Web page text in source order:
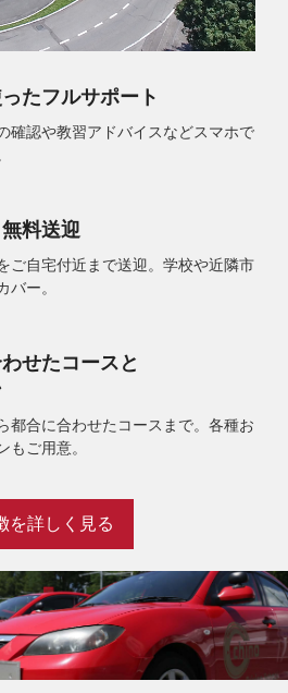
たフルサポート
確認や教習アドバイスなどスマホで
料送迎
ご自宅付近まで送迎。学校や近隣市
バー。
せたコースと
都合に合わせたコースまで。各種お
もご用意。
を詳しく見る